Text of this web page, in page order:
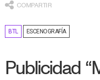
COMPARTIR
BTL ESCENOGRAFÍA
Publicidad